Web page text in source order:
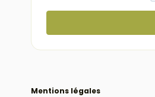
Mentions légales